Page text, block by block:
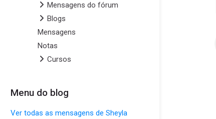
Mensagens do fórum
Blogs
Mensagens
Notas
Cursos
Pular Menu do blog
Menu do blog
Ver todas as mensagens de Sheyla